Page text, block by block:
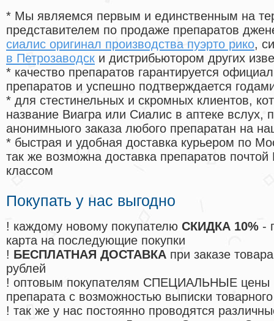
* Мы являемся первым и единственным на
представителем по продаже препаратов
сиалис оригинал производства пуэрто рико,
в Петрозаводск и дистрибьютором других
* качество препаратов гарантируется
препаратов и успешно подтверждается
* для стестинельных и скромных клиентов,
название Виагра или Сиалис в аптеке вслух,
анонимныого заказа любого препаратан на
* быстрая и удобная доставка курьером по
так же возможна доставка препаратов
классом
Покупать у нас выгодно
! каждому новому покупателю СКИДКА 10% -
карта на последующие покупки
! БЕСПЛАТНАЯ ДОСТАВКА при заказе
рублей
! оптовым покупателям СПЕЦИАЛЬНЫЕ цены
препарата с возможностью выписки
! так же у нас постоянно проводятся